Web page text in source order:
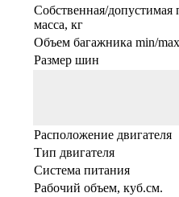
Собственная/допустимая
масса, кг
Объем багажника min/
Размер шин
Расположение двигателя
Тип двигателя
Система питания
Рабочий объем, куб.см.